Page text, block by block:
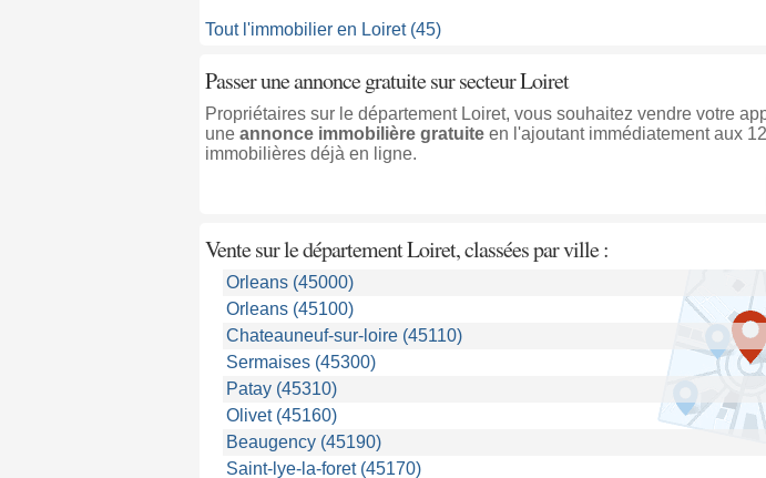
Tout l'immobilier en Loiret (45)
Passer une annonce gratuite sur secteur Loiret
Propriétaires sur le département Loiret, vous souhaitez vendre votre
une annonce immobilière gratuite en l'ajoutant immédiatement aux
immobilières déjà en ligne.
Vente sur le département Loiret, classées par ville :
Orleans (45000)
Orleans (45100)
Chateauneuf-sur-loire (45110)
Sermaises (45300)
Patay (45310)
Olivet (45160)
Beaugency (45190)
Saint-lye-la-foret (45170)